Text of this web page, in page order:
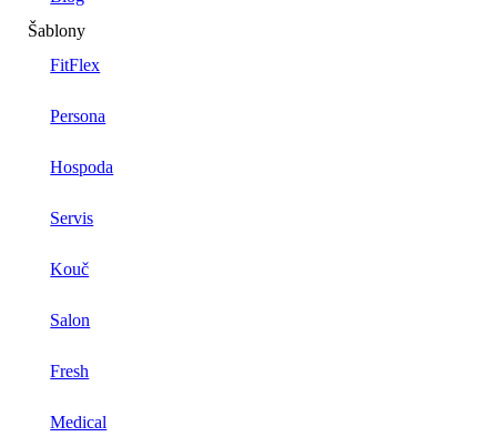
Šablony
FitFlex
Persona
Hospoda
Servis
Kouč
Salon
Fresh
Medical